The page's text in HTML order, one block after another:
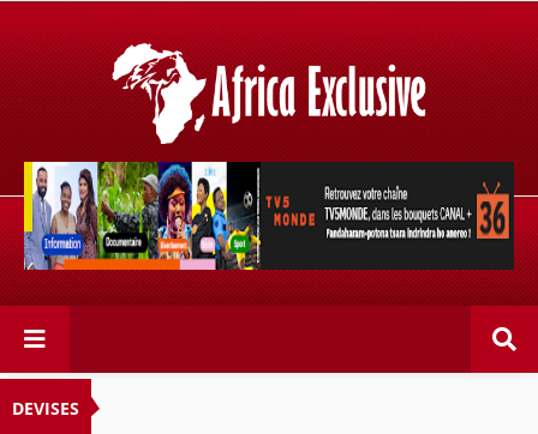
Retrouvez votre chaîne @TV5MONDE, dans les bouquets
CANAL+ 36 . Fandaharam-potoana tsara indrindra ho
anareo!
DEVISES